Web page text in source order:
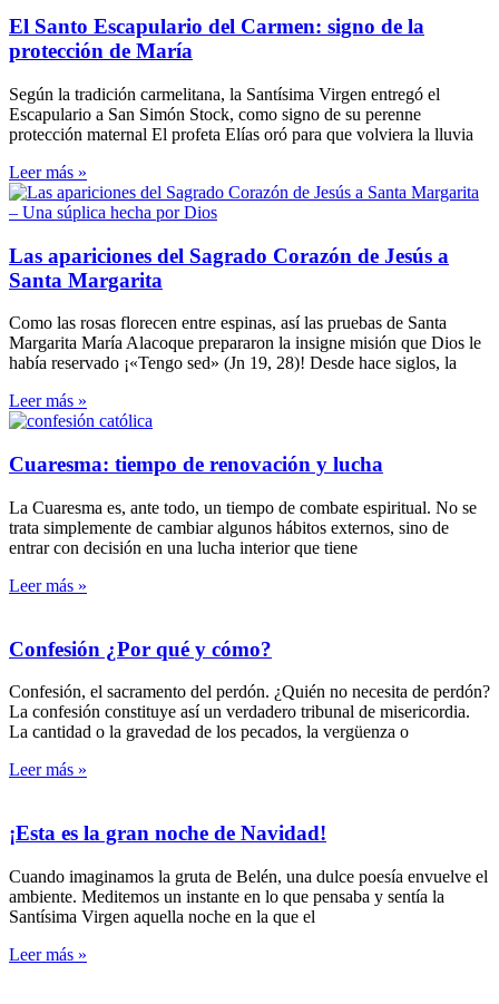
El Santo Escapulario del Carmen: signo de la
protección de María
Según la tradición carmelitana, la Santísima Virgen entregó el
Escapulario a San Simón Stock, como signo de su perenne
protección maternal El profeta Elías oró para que volviera la lluvia
Leer más »
Las apariciones del Sagrado Corazón de Jesús a
Santa Margarita
Como las rosas florecen entre espinas, así las pruebas de Santa
Margarita María Alacoque prepararon la insigne misión que Dios le
había reservado ¡«Tengo sed» (Jn 19, 28)! Desde hace siglos, la
Leer más »
Cuaresma: tiempo de renovación y lucha
La Cuaresma es, ante todo, un tiempo de combate espiritual. No se
trata simplemente de cambiar algunos hábitos externos, sino de
entrar con decisión en una lucha interior que tiene
Leer más »
Confesión ¿Por qué y cómo?
Confesión, el sacramento del perdón. ¿Quién no necesita de perdón?
La confesión constituye así un verdadero tribunal de misericordia.
La cantidad o la gravedad de los pecados, la vergüenza o
Leer más »
¡Esta es la gran noche de Navidad!
Cuando imaginamos la gruta de Belén, una dulce poesía envuelve el
ambiente. Meditemos un instante en lo que pensaba y sentía la
Santísima Virgen aquella noche en la que el
Leer más »